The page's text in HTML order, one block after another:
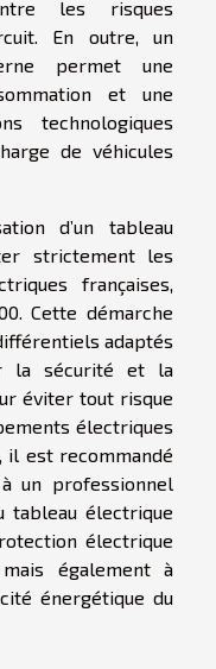
les risques
En outre, un
permet une
et une
technologiques
de véhicules
d’un tableau
strictement les
françaises,
Cette démarche
adaptés
la sécurité et la
éviter tout risque
électriques
est recommandé
un professionnel
tableau électrique
électrique
également à
énergétique du